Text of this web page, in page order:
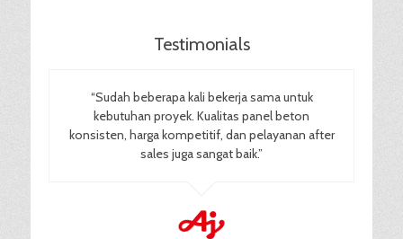
Testimonials
“Sudah beberapa kali bekerja sama untuk
kebutuhan proyek. Kualitas panel beton
konsisten, harga kompetitif, dan pelayanan after
sales juga sangat baik.”